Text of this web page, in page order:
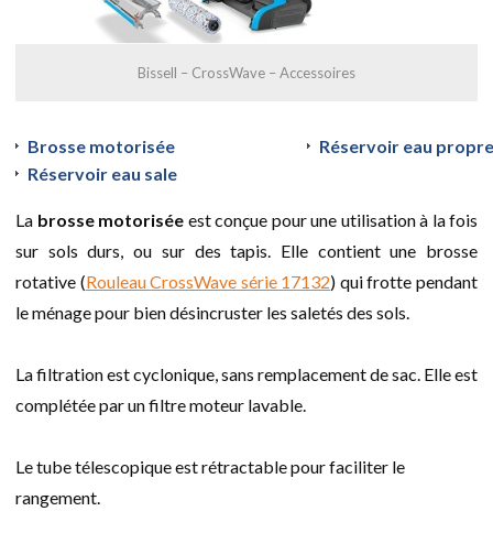
Bissell – CrossWave – Accessoires
Brosse motorisée
Réservoir eau propre
Réservoir eau sale
La brosse motorisée est conçue pour une utilisation à la fois
sur sols durs, ou sur des tapis. Elle contient une brosse
rotative (Rouleau CrossWave série 17132) qui frotte pendant
le ménage pour bien désincruster les saletés des sols.
La filtration est cyclonique, sans remplacement de sac. Elle est
complétée par un filtre moteur lavable.
Le tube télescopique est rétractable pour faciliter le
rangement.